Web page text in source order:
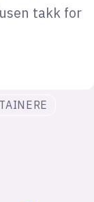
takk for